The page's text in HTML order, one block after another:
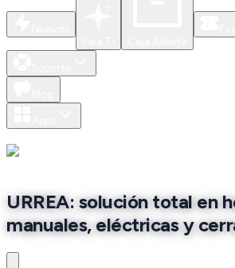
URREA: solución total en
manuales, eléctricas y